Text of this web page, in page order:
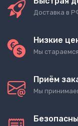
Доставка в
Низкие
Мы
Приём
Мы